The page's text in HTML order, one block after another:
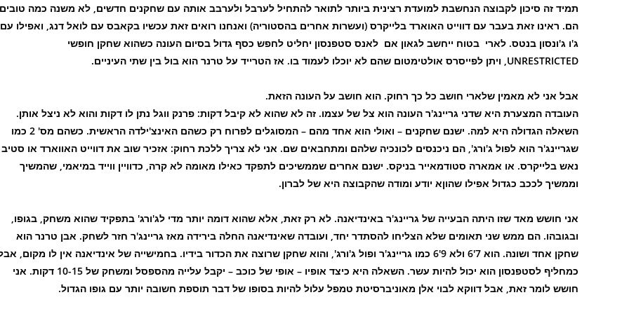
תמיד זה סיכון לקבוצה הנחשבת למועדת רצינית ביותר לתואר להתחיל לערבל ולערבב אותה עם שחקנים חדשים, לא משנה כמה טובים
הם. ראינו זאת בעבר עם דווייט האוארד בלייקרס (ועשרות אחרים בהסטוריה) ואנחנו רואים זאת עכשיו בקאבס עם לואל דנג, ואפילו עם
ג'ו ג'ונסון בנטס. לארי בטוח ייחשב לגאון אם לאנס סטפנסון יחליט לחפש כסף גדול בסיום העונה כשהוא שחקן חופשי
UNRESTRICTED, ויתן לפייסרס אולטימטום שהם לא יוכלו לעמוד בו. אז הטרייד על טרנר הוא בול בין שתי העיניים.
אבל אני לא מאמין שלארי חושב כל כך רחוק. הוא חושב על העונה הזאת.
העובדה המצערת היא שדני גריינג'ר העונה הוא צל של עצמו. זה לא שהוא לא קיבל דקות: פרנק ווגל נתן לו דקות והוא לא ניצל אותן.
השאלה הגדולה היא למה. ישנם שחקנים – ואולי הוא אחד מהם – המסוגלים לפרוח רק כשהם האינצ'ילדה הראשית. כשהם מס' 2 כמו
שגריינג'ר הוא לפול ג'ורג', הם ניכנסים לכונכיה שלהם ומתחבאים שם. אני לא צריך ללכת רחוק: אזכיר שוב את דווייט האווארד או סטיב
נאש בלייקרס. או אמארה סטודמאייר בניקס. ישנם אחרים שממשיכים לתפקד כאילו מאומה לא קרה, כדוויין ווייד במיאמי, שהמשיך
וממשיך לככב כגדול אפילו שהוןא יודע ומודה שהקבוצה היא של לברון.
אני חושש מאד שזו היתה הבעייה של גריינג'ר באינדיאנה. לא רק זאת, אלא שהוא דומה יותר מדי לג'ורג' בתפקיד שהוא משחק, בגופו,
ובגובהו. הם ממש שני תאומים שלא הצליחו להסתדר יחד, ועובדה שאינדיאנה החלה בירידה מאז גריינג'ר חזר לשחק. אבן טרנר הוא
שחקן אחד ושונה. הוא 7'6 ולא 9'6 כמו גריינג'ר ופול ג'ורג', והוא שחקן שרוצה את הכדור בידיו. בחמישייה של אינדיאנה אין לו מקום,
כמחליף לסטפנסון הוא יכול להיות עשר. השאלה היא כיצד אופיו – אופי של כוכב – יקבל עלייה מהספסל ומשחק של 10-15 דקות. אני
חושש לומר זאת, אבל דווקא לבוי אלן מאוניברסיטת טמפל עלול להיות בסופו של דבר תוספת חשובה יותר עם גופו הגדול.